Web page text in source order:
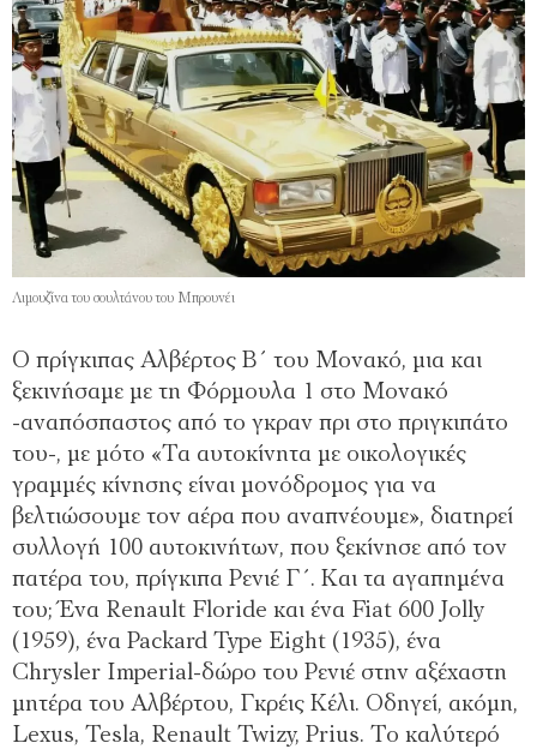
Λιμουζίνα του σουλτάνου του Μπρουνέι
Ο πρίγκιπας Αλβέρτος Β΄ του Μονακό, μια και
ξεκινήσαμε με τη Φόρμουλα 1 στο Μονακό
-αναπόσπαστος από το γκραν πρι στο πριγκιπάτο
του-, με μότο «Τα αυτοκίνητα με οικολογικές
γραμμές κίνησης είναι μονόδρομος για να
βελτιώσουμε τον αέρα που αναπνέουμε», διατηρεί
συλλογή 100 αυτοκινήτων, που ξεκίνησε από τον
πατέρα του, πρίγκιπα Ρενιέ Γ΄. Και τα αγαπημένα
του; Ένα Renault Floride και ένα Fiat 600 Jolly
(1959), ένα Packard Type Eight (1935), ένα
Chrysler Imperial-δώρο του Ρενιέ στην αξέχαστη
μητέρα του Αλβέρτου, Γκρέις Κέλι. Οδηγεί, ακόμη,
Lexus, Tesla, Renault Twizy, Prius. Το καλύτερό